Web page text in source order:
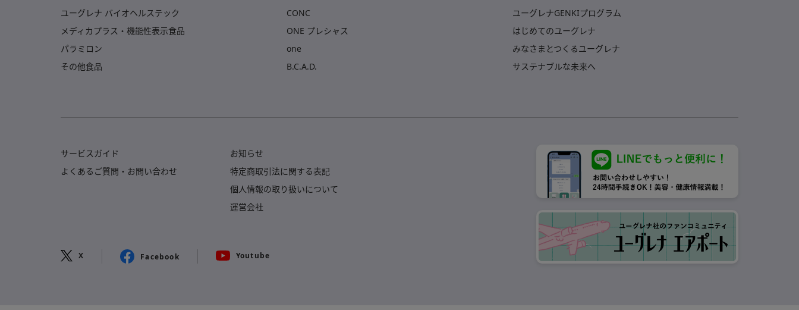
ユーグレナ バイオヘルステック
メディカプラス・機能性表示食品
パラミロン
その他食品
CONC
ONE プレシャス
one
B.C.A.D.
ユーグレナGENKIプログラム
はじめてのユーグレナ
みなさまとつくるユーグレナ
サステナブルな未来へ
サービスガイド
よくあるご質問・ お問い合わせ
お知らせ
特定商取引法に関する表記
個人情報の取り扱いについて
運営会社
X Facebook Youtube